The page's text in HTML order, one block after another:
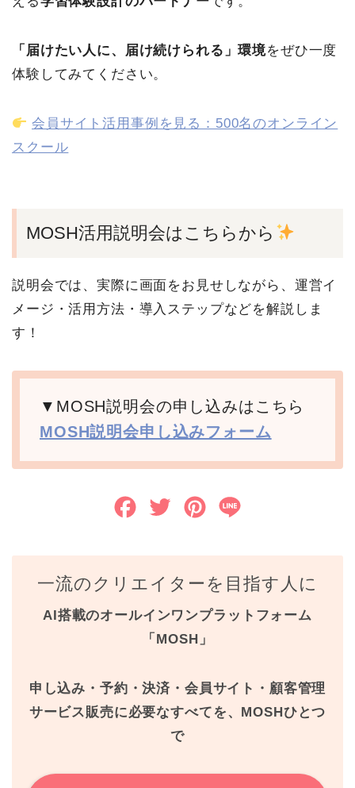
「届けたい人に、届け続けられる」環境をぜひ一度
体験してみてください。
会員サイト活用事例を見る：500名のオンライン
スクール
MOSH活用説明会はこちらから
説明会では、実際に画面をお見せしながら、運営イ
メージ・活用方法・導入ステップなどを解説しま
す！
▼MOSH説明会の申し込みはこちら
MOSH説明会申し込みフォーム
e
b
k
t
t
t
s
e
一流のクリエイターを目指す人に
AI搭載のオールインワンプラットフォーム
「MOSH」
申し込み・予約・決済・会員サイト・顧客管理
サービス販売に必要なすべてを、MOSHひとつ
で